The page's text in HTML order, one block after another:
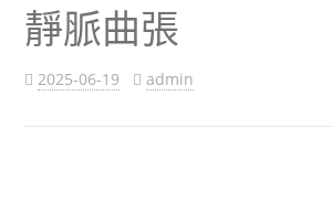
靜脈曲張
2025-06-19 admin